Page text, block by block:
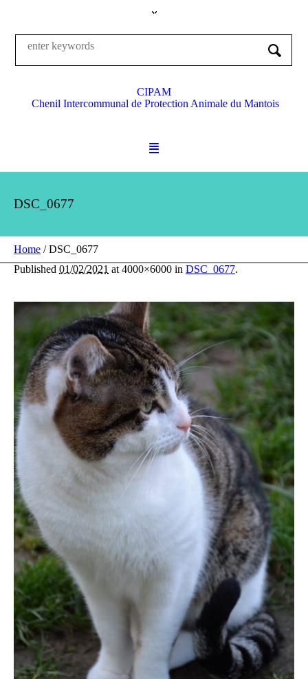
CIPAM
Chenil Intercommunal de Protection Animale du Mantois
DSC_0677
Home /DSC_0677
Published 01/02/2021 at 4000×6000 in DSC_0677.